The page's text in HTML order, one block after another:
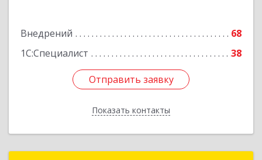
Внедрений
68
1С:Специалист
38
Отправить заявку
Показать контакты
Подробнее
Отправить заявку
Назад